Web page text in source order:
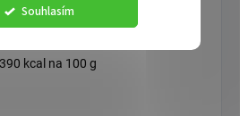
Souhlasím
kcal na 100 g